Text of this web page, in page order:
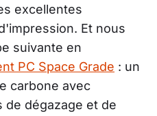
excellentes
Et nous
suivante en
PC Space Grade : un
carbone avec
dégazage et de